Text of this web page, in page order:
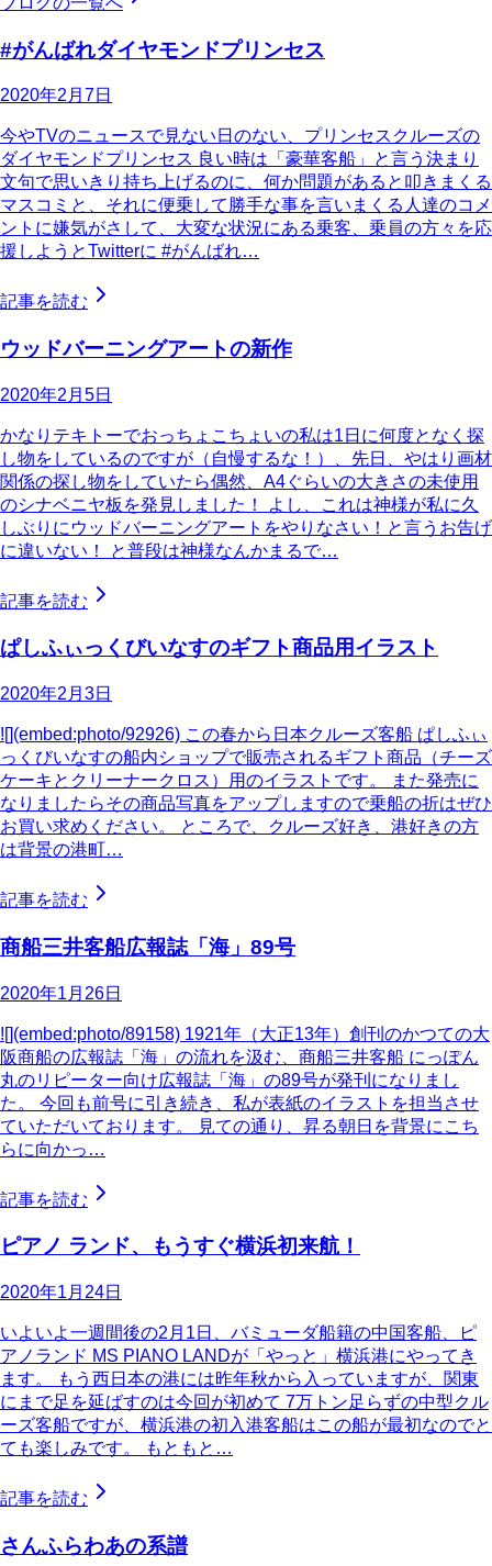
#がんばれダイヤモンドプリンセス
2020年2月7日
今やTVのニュースで見ない日のない、プリンセスクルーズの
ダイヤモンドプリンセス 良い時は「豪華客船」と言う決まり
文句で思いきり持ち上げるのに、何か問題があると叩きまくる
マスコミと、それに便乗して勝手な事を言いまくる人達のコメ
ントに嫌気がさして、大変な状況にある乗客、乗員の方々を応
援しようとTwitterに #がんばれ…
記事を読む
ウッドバーニングアートの新作
2020年2月5日
かなりテキトーでおっちょこちょいの私は1日に何度となく探
し物をしているのですが（自慢するな！）、先日、やはり画材
関係の探し物をしていたら偶然、A4ぐらいの大きさの未使用
のシナベニヤ板を発見しました！ よし、これは神様が私に久
しぶりにウッドバーニングアートをやりなさい！と言うお告げ
に違いない！ と普段は神様なんかまるで…
記事を読む
ぱしふぃっくびいなすのギフト商品用イラスト
2020年2月3日
![](embed:photo/92926) この春から日本クルーズ客船 ぱしふぃ
っくびいなすの船内ショップで販売されるギフト商品（チーズ
ケーキとクリーナークロス）用のイラストです。 また発売に
なりましたらその商品写真をアップしますので乗船の折はぜひ
お買い求めください。 ところで、クルーズ好き、港好きの方
は背景の港町…
記事を読む
商船三井客船広報誌「海」89号
2020年1月26日
![](embed:photo/89158) 1921年（大正13年）創刊のかつての大
阪商船の広報誌「海」の流れを汲む、商船三井客船 にっぽん
丸のリピーター向け広報誌「海」の89号が発刊になりまし
た。 今回も前号に引き続き、私が表紙のイラストを担当させ
ていただいております。 見ての通り、昇る朝日を背景にこち
らに向かっ…
記事を読む
ピアノ ランド、もうすぐ横浜初来航！
2020年1月24日
いよいよ一週間後の2月1日、バミューダ船籍の中国客船、ピ
アノランド MS PIANO LANDが「やっと」横浜港にやってき
ます。 もう西日本の港には昨年秋から入っていますが、関東
にまで足を延ばすのは今回が初めて 7万トン足らずの中型クル
ーズ客船ですが、横浜港の初入港客船はこの船が最初なのでと
ても楽しみです。 もともと…
記事を読む
さんふらわあの系譜